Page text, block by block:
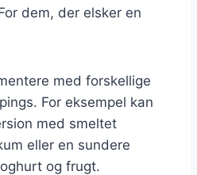
dem, der elsker en
med forskellige
For eksempel kan
med smeltet
eller en sundere
og frugt.